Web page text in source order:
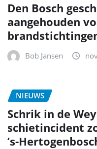
Den Bosch
aangehouden
Bob Jansen
NIEUWS
Schrik in de
schietincident